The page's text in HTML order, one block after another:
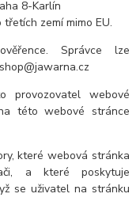
8-Karlín
zemí mimo EU.
Správce lze
provozovatel webové
této webové stránce
které webová stránka
a které poskytuje
se uživatel na stránku